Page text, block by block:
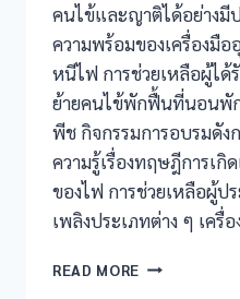
คนไข้และญาติได้อย่างมี
ความพร้อมของเครื่องมื
หนีไฟ การช่วยเหลือผู้ได้
ย้ายคนไข้พักฟื้นที่นอนพัก
พีช กิจกรรมการอบรมดัง
ความรู้เรื่องทฤษฎีการเกิ
ของไฟ การช่วยเหลือผู้ป
เพลิงประเภทต่าง ๆ เครื่
READ MORE